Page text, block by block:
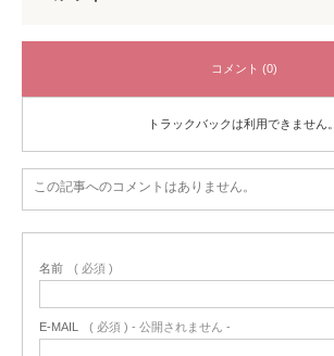
コメント (0)
トラックバックは利用できません。
この記事へのコメントはありません。
名前 ( 必須 )
E-MAIL ( 必須 ) - 公開されません -